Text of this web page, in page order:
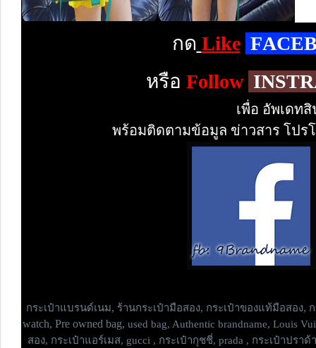
กด Like F
หรือ Follow
เพื่อ อัพเดท
พร้อมติดตามข้อมูล ข่าวสาร โปร
กระเป๋าแบรนด์เนม, ร้านกระเป๋ามือสอง, กระเป๋าของแท้มือสอง,
watch, Pre owned bag, used bag, Authentic brandname, Louis
สอง, กระเป๋าแอร์เมส, gucci , กระเป๋ากุชชี่, prada , กระเป๋าปราด้